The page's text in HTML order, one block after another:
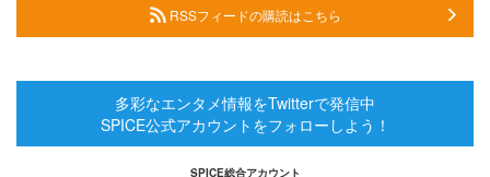
RSSフィードの購読はこちら
多彩なエンタメ情報をTwitterで発信中
SPICE公式アカウントをフォローしよう！
SPICE総合アカウント